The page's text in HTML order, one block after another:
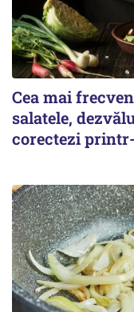
Cea mai
salatele,
corectezi